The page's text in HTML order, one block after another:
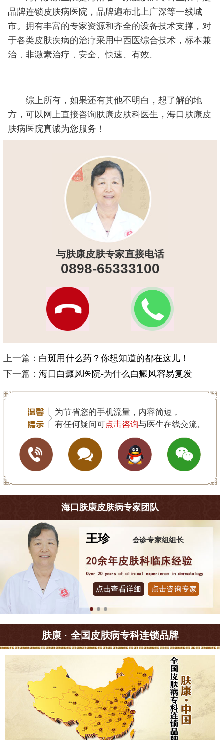
品牌连锁皮肤病医院，品牌遍布北上广深等一线城
市。拥有丰富的专家资源和齐全的设备技术支撑，对
于各类皮肤疾病的治疗采用中西医综合技术，标本兼
治，非激素治疗，安全、快速、有效。
综上所有，如果还有其他不明白，想了解的地
方，可以网上直接咨询肤康皮肤科医生，海口肤康皮
肤病医院真诚为您服务！
与肤康皮肤专家直接电话
0898-65333100
上一篇： 白斑用什么药？你想知道的都在这儿！
下一篇： 海口白癜风医院-为什么白癜风容易复发
为节省您的手机流量，内容简短，
有任何疑问可点击咨询与医生在线交流。
海口肤康皮肤病专家团队
王珍 会诊专家组组长
肤康 · 全国皮肤病专科连锁品牌